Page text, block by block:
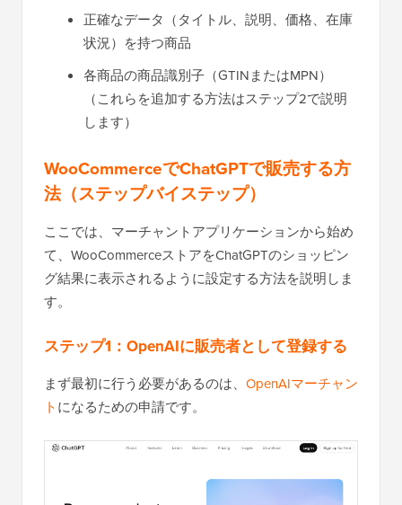
正確なデータ（タイトル、説明、価格、在庫
状況）を持つ商品
各商品の商品識別子（GTINまたはMPN）
（これらを追加する方法はステップ2で説明
します）
WooCommerceでChatGPTで販売する方
法（ステップバイステップ）
ここでは、マーチャントアプリケーションから始め
て、WooCommerceストアをChatGPTのショッピン
グ結果に表示されるように設定する方法を説明しま
す。
ステップ1：OpenAIに販売者として登録する
まず最初に行う必要があるのは、 OpenAIマーチャン
トになるための申請です。